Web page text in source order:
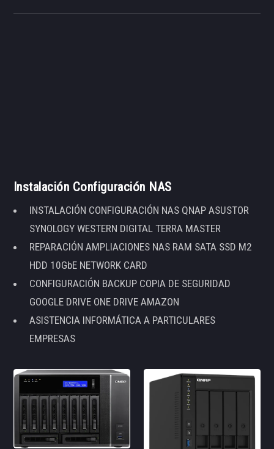
Instalación Configuración NAS
INSTALACIÓN CONFIGURACIÓN NAS QNAP ASUSTOR
SYNOLOGY WESTERN DIGITAL TERRA MASTER
REPARACIÓN AMPLIACIONES NAS RAM SATA SSD M2
HDD 10GbE NETWORK CARD
CONFIGURACIÓN BACKUP COPIA DE SEGURIDAD
GOOGLE DRIVE ONE DRIVE AMAZON
ASISTENCIA INFORMÁTICA A PARTICULARES
EMPRESAS